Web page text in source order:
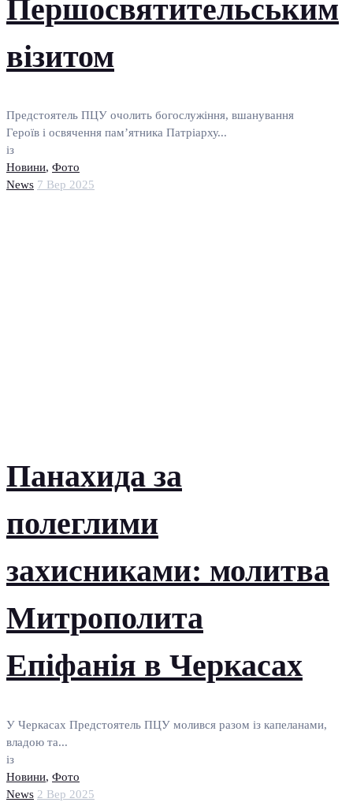
Першосвятительським
візитом
Предстоятель ПЦУ очолить богослужіння, вшанування
Героїв і освячення пам’ятника Патріарху...
із
Новини, Фото
News 7 Вер 2025
Панахида за
полеглими
захисниками: молитва
Митрополита
Епіфанія в Черкасах
У Черкасах Предстоятель ПЦУ молився разом із капеланами,
владою та...
із
Новини, Фото
News 2 Вер 2025